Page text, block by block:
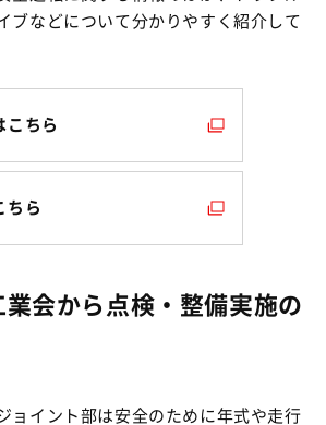
ブなどについて分かりやすく紹介して
こちら
ちら
業会から点検・整備実施の
ョイント部は安全のために年式や走行